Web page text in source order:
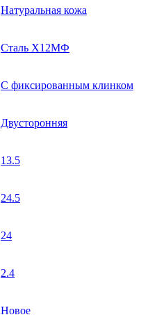
Натуральная кожа
Сталь Х12МФ
С фиксированным клинком
Двусторонняя
13.5
24.5
24
2.4
Новое